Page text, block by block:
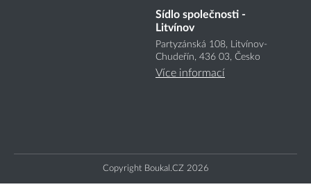
Sídlo společnosti -
Litvínov
Partyzánská 108, Litvínov-
Chudeřín, 436 03, Česko
Více informací
Copyright Boukal.CZ 2026